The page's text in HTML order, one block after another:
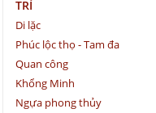
TRÍ
Di lặc
Phúc lộc thọ - Tam đa
Quan công
Khổng Minh
Ngựa phong thủy